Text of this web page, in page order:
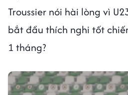
Troussier nói hài lòng vì
bắt đầu thích nghi tốt
1 tháng?